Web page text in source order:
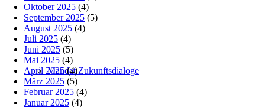
Mandat Zukunftsdialoge
Oktober 2025 (4)
September 2025 (5)
August 2025 (4)
Juli 2025 (4)
Juni 2025 (5)
Mai 2025 (4)
April 2025(4)
März 2025 (5)
Februar 2025 (4)
Januar 2025 (4)